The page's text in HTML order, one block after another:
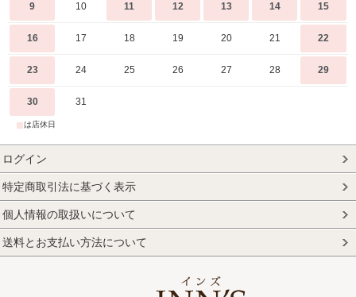
9 10 11 12 13 14 15
16 17 18 19 20 21 22
23 24 25 26 27 28 29
30 31
■は店休日
ログイン
特定商取引法に基づく表示
個人情報の取扱いについて
送料とお支払い方法について